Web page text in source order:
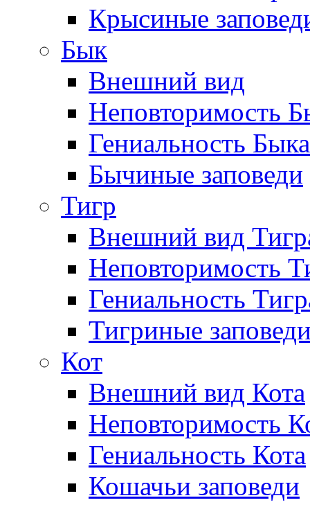
Крысиные
Бык
Внешний вид
Неповторимость
Гениальность Быка
Бычиные заповеди
Тигр
Внешний вид
Неповторимость
Гениальность
Тигриные
Кот
Внешний вид Кота
Неповторимость
Гениальность Кота
Кошачьи заповеди